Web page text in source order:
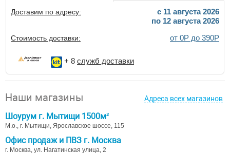
Доставим по адресу:
c 11 августа 2026
по 12 августа 2026
Стоимость доставки: от 0Р до 390Р
+ 8 служб доставки
Наши магазины Адреса всех магазинов
Шоурум г. Мытищи 1500м²
М.о., г. Мытищи, Ярославское шоссе, 115
Офис продаж и ПВЗ г. Москва
г. Москва, ул. Нагатинская улица, 2